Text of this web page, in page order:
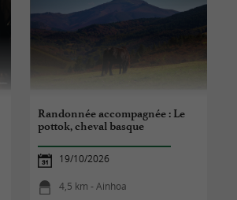
Randonnée accompagnée : Le
pottok, cheval basque
19/10/2026
4,5 km - Ainhoa